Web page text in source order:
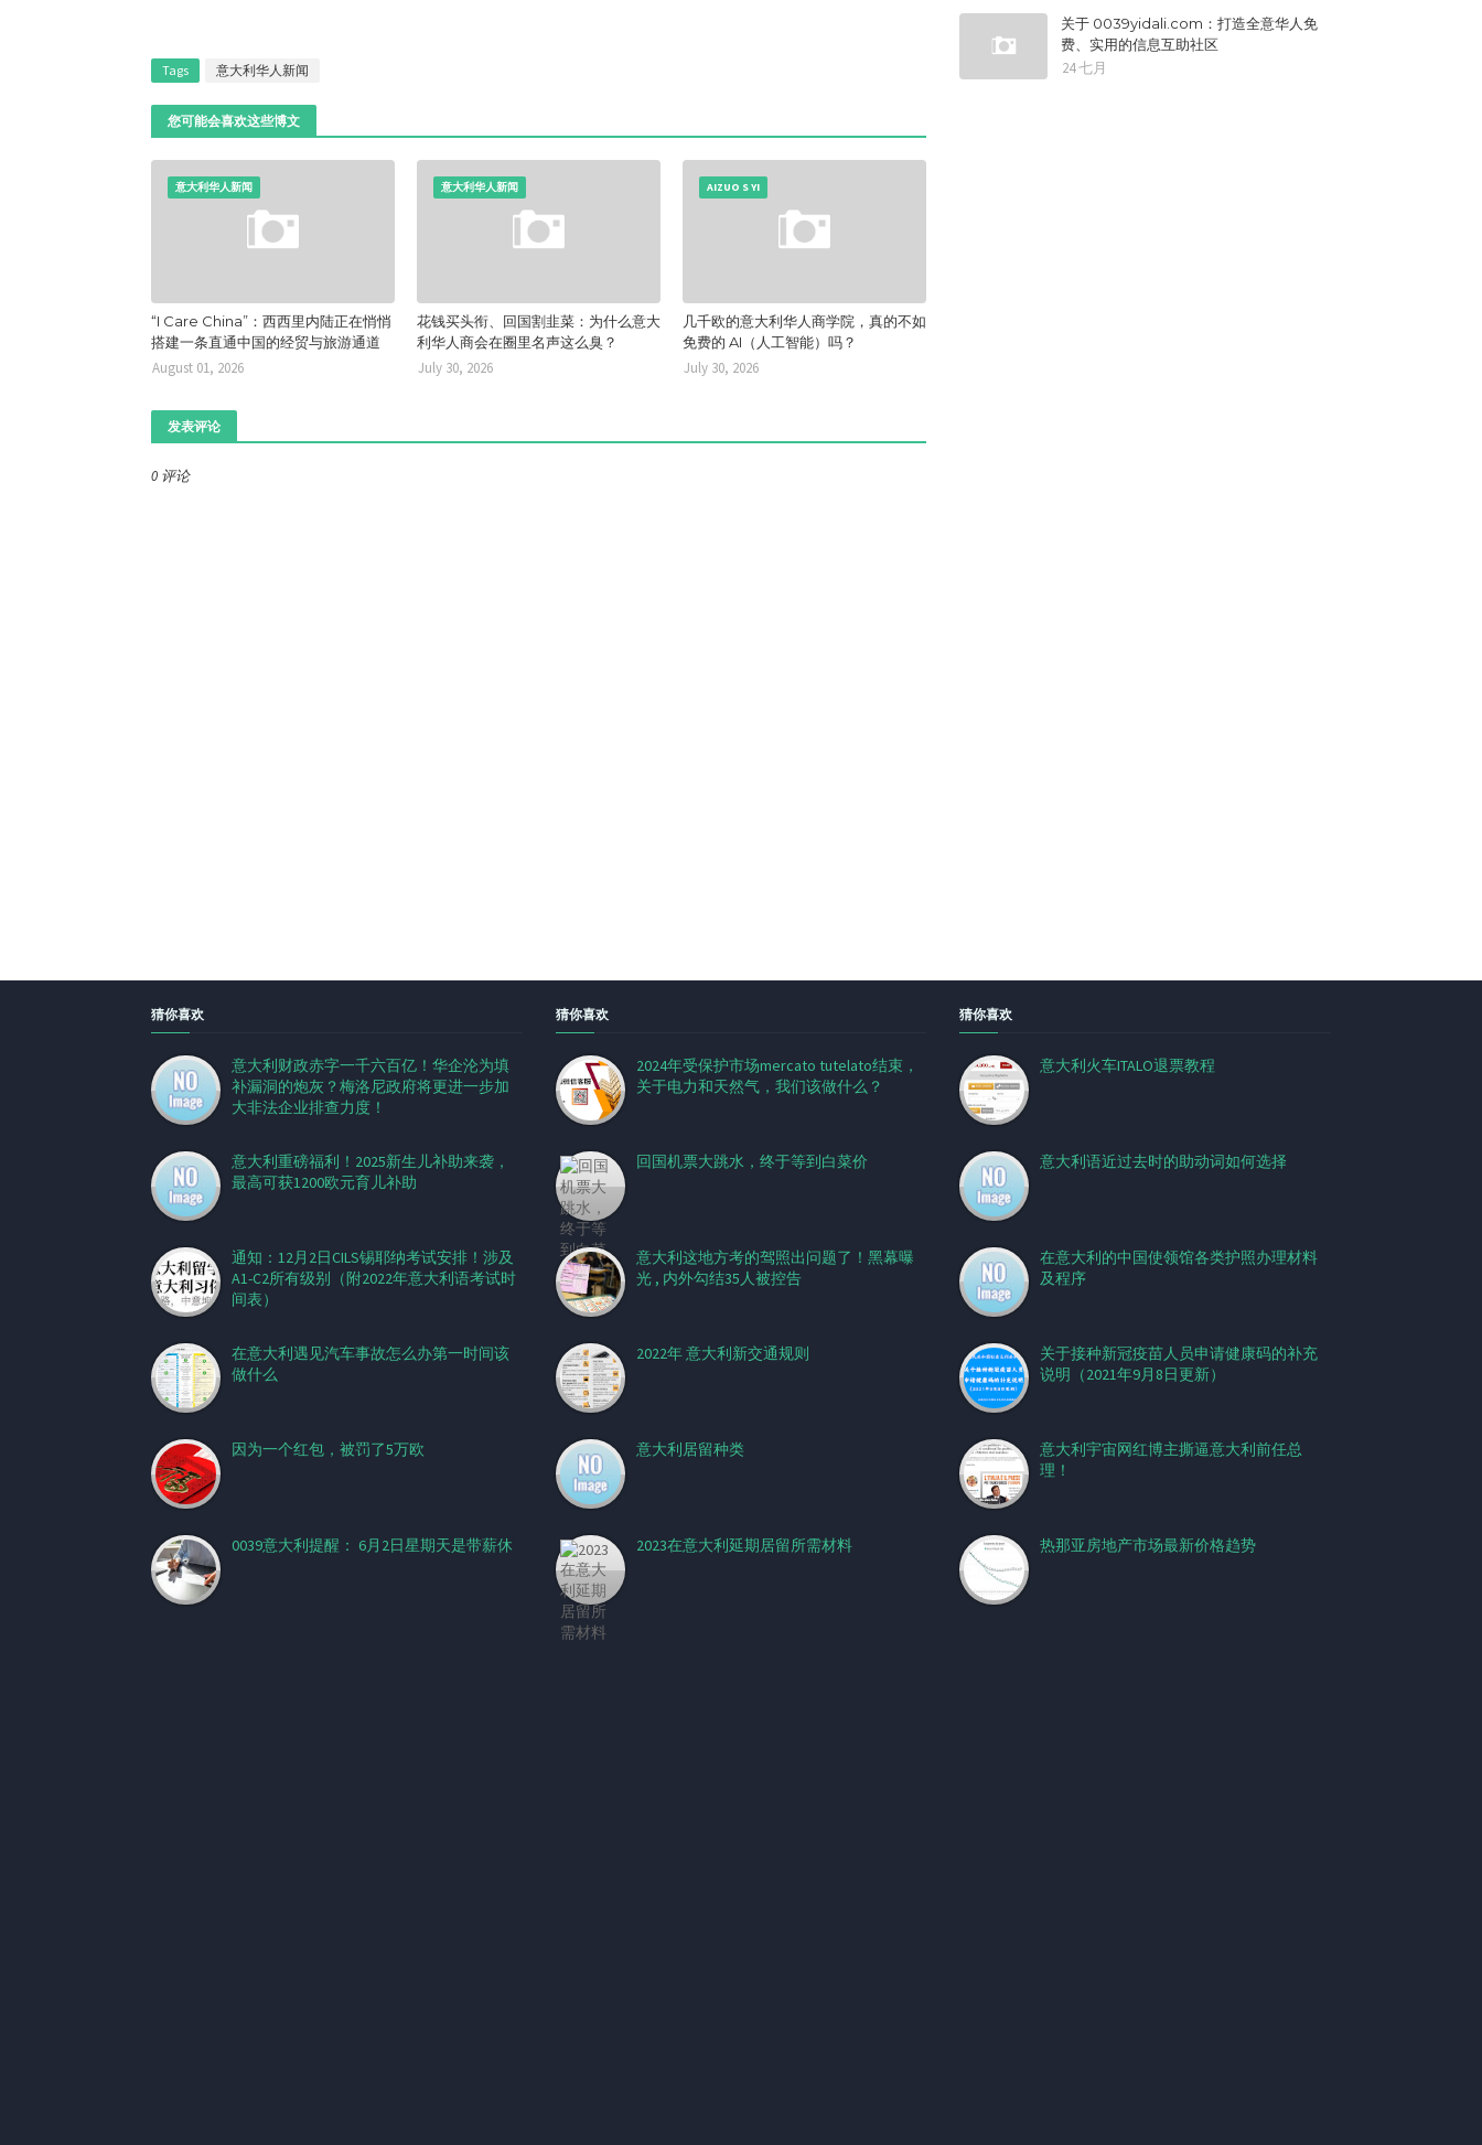
Tags 意大利华人新闻
您可能会喜欢这些博文
意大利华人新闻
“I Care China”：西西里内陆正在悄悄
搭建一条直通中国的经贸与旅游通道
August 01, 2026
意大利华人新闻
花钱买头衔、回国割韭菜：为什么意大
利华人商会在圈里名声这么臭？
July 30, 2026
AIZUO S YI
几千欧的意大利华人商学院，真的不如
免费的 AI（人工智能）吗？
July 30, 2026
发表评论
0 评论
关于 0039yidali.com：打造全意华人免
费、实用的信息互助社区
24 七月
猜你喜欢
意大利财政赤字一千六百亿！华企沦为填
补漏洞的炮灰？梅洛尼政府将更进一步加
大非法企业排查力度！
意大利重磅福利！2025新生儿补助来袭，
最高可获1200欧元育儿补助
通知：12月2日CILS锡耶纳考试安排！涉及
A1-C2所有级别（附2022年意大利语考试时
间表）
在意大利遇见汽车事故怎么办第一时间该
做什么
因为一个红包，被罚了5万欧
0039意大利提醒： 6月2日星期天是带薪休
猜你喜欢
2024年受保护市场mercato tutelato结束，
关于电力和天然气，我们该做什么？
回国机票大跳水，终于等到白菜价
意大利这地方考的驾照出问题了！黑幕曝
光 , 内外勾结35人被控告
2022年 意大利新交通规则
意大利居留种类
2023在意大利延期居留所需材料
猜你喜欢
意大利火车ITALO退票教程
意大利语近过去时的助动词如何选择
在意大利的中国使领馆各类护照办理材料
及程序
关于接种新冠疫苗人员申请健康码的补充
说明（2021年9月8日更新）
意大利宇宙网红博主撕逼意大利前任总
理！
热那亚房地产市场最新价格趋势